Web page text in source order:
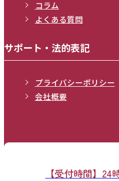
コラム
よくある質問
サポート・法的表記
プライバシーポリシー
会社概要
【受付時間】24